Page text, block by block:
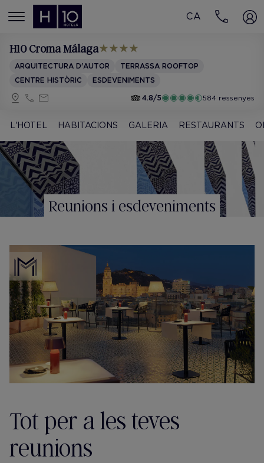
MENÚ
CA
H10 Croma Málaga
ARQUITECTURA D'AUTOR
TERRASSA ROOFTOP
CENTRE HISTÒRIC
ESDEVENIMENTS
4.8/5
584 ressenyes
L'HOTEL HABITACIONS GALERIA RESTAURANTS
Reunions i esdeveniments
Tot per a les teves
reunions